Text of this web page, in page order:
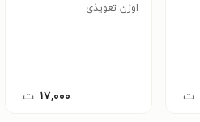
ت
اوژن تعویذی
۱۷,۰۰۰ ت